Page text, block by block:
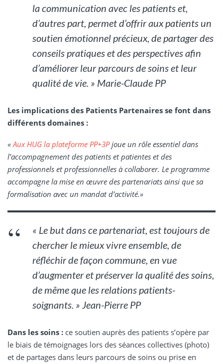
la communication avec les patients et,
d’autres part, permet d’offrir aux patients un
soutien émotionnel précieux, de partager des
conseils pratiques et des perspectives afin
d’améliorer leur parcours de soins et leur
qualité de vie. » Marie-Claude PP
Les implications des Patients Partenaires se font dans
différents domaines :
«Aux HUG la plateforme PP+3Pjoue un rôle essentiel dans
l’accompagnement des patients et patientes et des
professionnels et professionnelles à collaborer. Le programme
accompagne la mise en œuvre des partenariats ainsi que sa
formalisation avec un mandat d’activité.»
« Le but dans ce partenariat, est toujours de
chercher le mieux vivre ensemble, de
réfléchir de façon commune, en vue
d’augmenter et préserver la qualité des soins,
de même que les relations patients-
soignants. » Jean-Pierre PP
Dans les soins : ce soutien auprès des patients s’opère par
le biais de témoignages lors des séances collectives (photo)
et de partages dans leurs parcours de soins ou prise en